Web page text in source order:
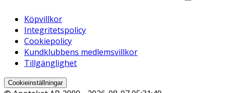
Köpvillkor
Integritetspolicy
Cookiepolicy
Kundklubbens medlemsvillkor
Tillgänglighet
Cookieinställningar